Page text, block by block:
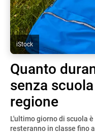
iStock
Quanto
senza
regione
L'ultimo giorno di scuola
resteranno in classe fino